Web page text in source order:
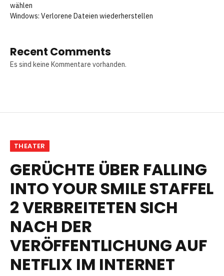
wählen
Windows: Verlorene Dateien wiederherstellen
Recent Comments
Es sind keine Kommentare vorhanden.
THEATER
GERÜCHTE ÜBER FALLING
INTO YOUR SMILE STAFFEL
2 VERBREITETEN SICH
NACH DER
VERÖFFENTLICHUNG AUF
NETFLIX IM INTERNET